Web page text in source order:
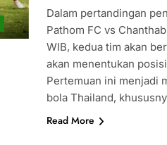
Dalam pertandingan
Pathom FC vs
WIB, kedua tim akan
akan menentukan
Pertemuan ini menjadi
bola Thailand,
Read More